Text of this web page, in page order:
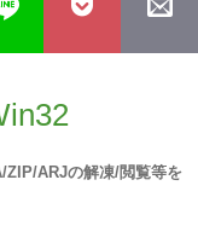
ZIP/ARJの解凍/閲覧等を